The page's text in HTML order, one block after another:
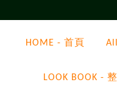
HOME - 首頁
LOOK BOOK -